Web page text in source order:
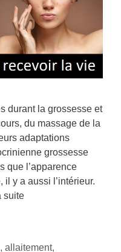
durant la grossesse et
du massage de la
adaptations
grossesse
que l’apparence
y a aussi l’intérieur.
suite
, allaitement,